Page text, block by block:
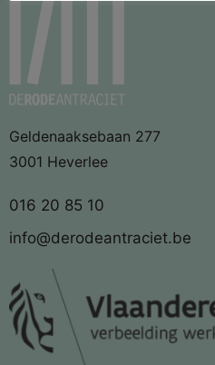
Geldenaaksebaan 277
3001 Heverlee
016 20 85 10
info@derodeantraciet.be